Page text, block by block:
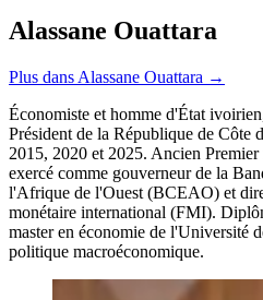
Alassane Ouattara
Plus dans Alassane Ouattara →
Économiste et homme d'État
Président de la République de Côte
2015, 2020 et 2025. Ancien
exercé comme gouverneur de la
l'Afrique de l'Ouest (BCEAO) et
monétaire international (FMI).
master en économie de l'Université
politique macroéconomique.